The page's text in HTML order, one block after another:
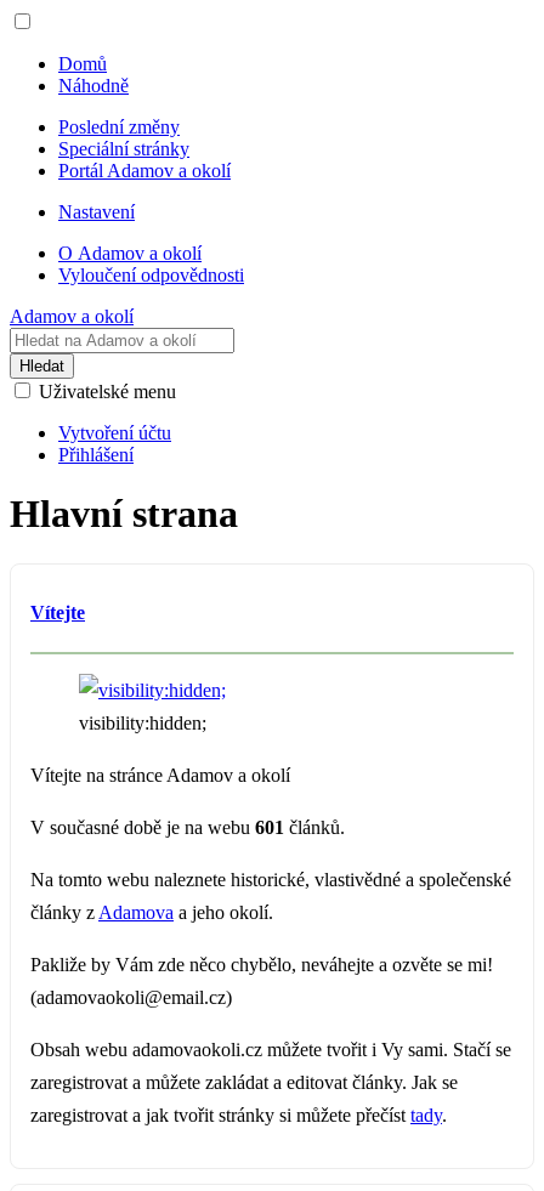
Domů
Náhodně
Poslední změny
Speciální stránky
Portál Adamov a okolí
Nastavení
O Adamov a okolí
Vyloučení odpovědnosti
Adamov a okolí
Hledat
Uživatelské menu
Vytvoření účtu
Přihlášení
Hlavní strana
Vítejte
visibility:hidden;
Vítejte na stránce Adamov a okolí
V současné době je na webu 601 článků.
Na tomto webu naleznete historické, vlastivědné a společenské
články z Adamova a jeho okolí.
Pakliže by Vám zde něco chybělo, neváhejte a ozvěte se mi!
(adamovaokoli@email.cz)
Obsah webu adamovaokoli.cz můžete tvořit i Vy sami. Stačí se
zaregistrovat a můžete zakládat a editovat články. Jak se
zaregistrovat a jak tvořit stránky si můžete přečíst tady.